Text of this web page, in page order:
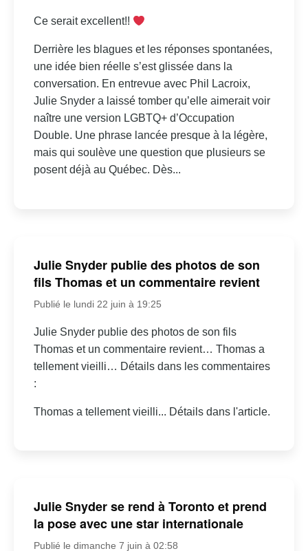
Ce serait excellent!!
Derrière les blagues et les réponses spontanées,
une idée bien réelle s’est glissée dans la
conversation. En entrevue avec Phil Lacroix,
Julie Snyder a laissé tomber qu’elle aimerait voir
naître une version LGBTQ+ d’Occupation
Double. Une phrase lancée presque à la légère,
mais qui soulève une question que plusieurs se
posent déjà au Québec. Dès...
Julie Snyder publie des photos de son
fils Thomas et un commentaire revient
Publié le lundi 22 juin à 19:25
Julie Snyder publie des photos de son fils
Thomas et un commentaire revient… Thomas a
tellement vieilli… Détails dans les commentaires
:
Thomas a tellement vieilli... Détails dans l'article.
Julie Snyder se rend à Toronto et prend
la pose avec une star internationale
Publié le dimanche 7 juin à 02:58